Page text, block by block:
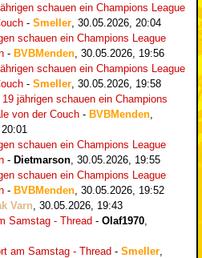
schauen ein Champions League
- Smeller 30.05.2026, 20:04
schauen ein Champions League
- BVBMenden 30.05.2026, 19:56
schauen ein Champions League
- Smeller 30.05.2026, 19:58
jährigen schauen ein Champions
von der Couch - BVBMenden
schauen ein Champions League
- Dietmarson 30.05.2026, 19:55
schauen ein Champions League
- BVBMenden 30.05.2026, 19:52
Varn 30.05.2026, 19:43
Samstag - Thread - Olaf1970
am Samstag - Thread - Smeller